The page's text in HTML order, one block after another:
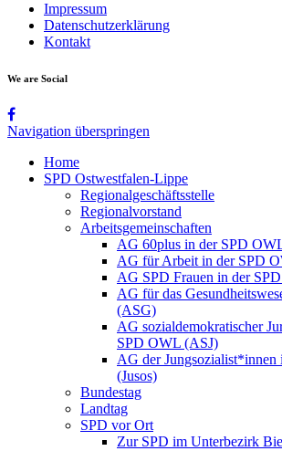
Impressum
Datenschutzerklärung
Kontakt
We are Social
Navigation überspringen
Home
SPD Ostwestfalen-Lippe
Regionalgeschäftsstelle
Regionalvorstand
Arbeitsgemeinschaften
AG 60plus in der SPD
AG für Arbeit in der SPD
AG SPD Frauen in der
AG für das
(ASG)
AG sozialdemokratischer
SPD OWL (ASJ)
AG der
(Jusos)
Bundestag
Landtag
SPD vor Ort
Zur SPD im Unterbezirk